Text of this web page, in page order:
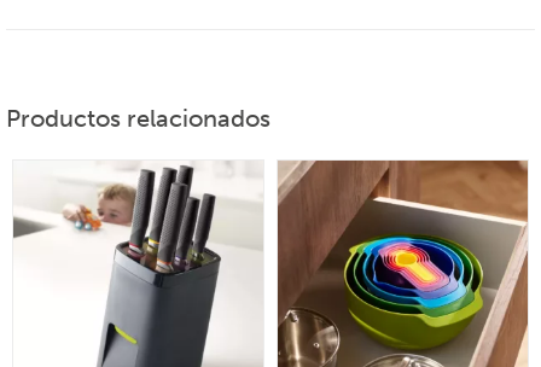
Productos relacionados